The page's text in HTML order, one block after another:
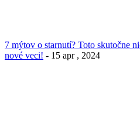
7 mýtov o starnutí? Toto skutočne
nové veci! - 15 apr , 2024